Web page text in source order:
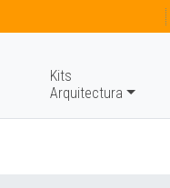
Kits
Arquitectura